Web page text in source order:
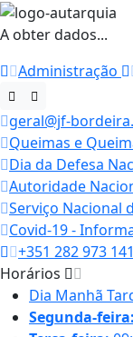
A obter dados...
Administração
geral@jf-
Queimas e
Dia da Defesa
Autoridade
Serviço Nacional
Covid-19 -
+351 282 973 141
Horários
Dia Manhã
Segunda-feira: